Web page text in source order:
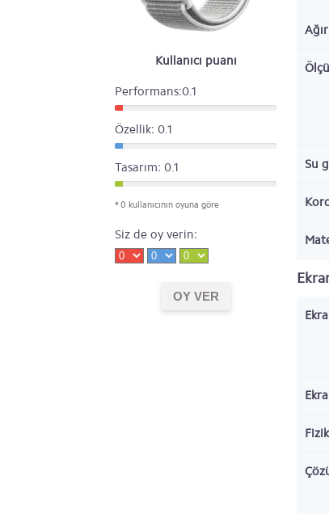
Kullanıcı puanı
Performans:0.1
Özellik: 0.1
Tasarım: 0.1
* 0 kullanıcının oyuna göre
Siz de oy verin:
Su